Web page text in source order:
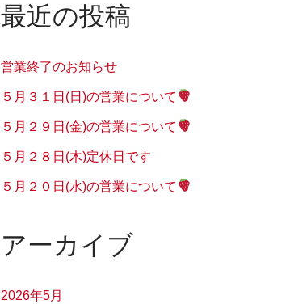
最近の投稿
営業終了のお知らせ
５月３１日(日)の営業について
５月２９日(金)の営業について
５月２８日(木)定休日です
５月２０日(水)の営業について
アーカイブ
2026年5月